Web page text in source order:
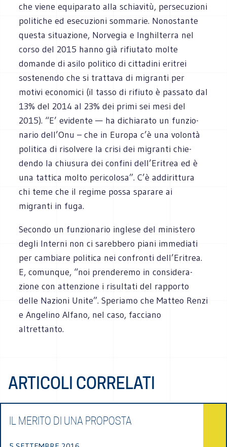
che viene equi­pa­rato alla schia­vitù, per­se­cu­zioni
poli­ti­che ed ese­cu­zioni som­ma­rie. Nono­stante
que­sta situa­zione, Nor­ve­gia e Inghil­terra nel
corso del 2015 hanno già rifiu­tato molte
domande di asilo poli­tico di cit­ta­dini eri­trei
soste­nendo che si trat­tava di migranti per
motivi eco­no­mici (il tasso di rifiuto è pas­sato dal
13% del 2014 al 23% dei primi sei mesi del
2015). “E’ evi­dente — ha dichia­rato un fun­zio­
na­rio dell’Onu – che in Europa c’è una volontà
poli­tica di risol­vere la crisi dei migranti chie­
dendo la chiu­sura dei con­fini dell’Eritrea ed è
una tat­tica molto peri­co­losa”. C’è addi­rit­tura
chi teme che il regime possa spa­rare ai
migranti in fuga.
Secondo un fun­zio­na­rio inglese del mini­stero
degli Interni non ci sareb­bero piani imme­diati
per cam­biare poli­tica nei con­fronti dell’Eritrea.
E, comun­que, “noi pren­de­remo in con­si­de­ra­
zione con atten­zione i risul­tati del rap­porto
delle Nazioni Unite”. Spe­riamo che Mat­teo Renzi
e Ange­lino Alfano, nel caso, fac­ciano
altrettanto.
ARTICOLI CORRELATI
IL MERITO DI UNA PROPOSTA